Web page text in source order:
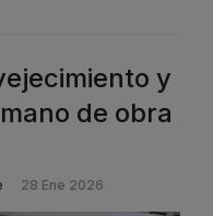
y
de obra
28 Ene 2026